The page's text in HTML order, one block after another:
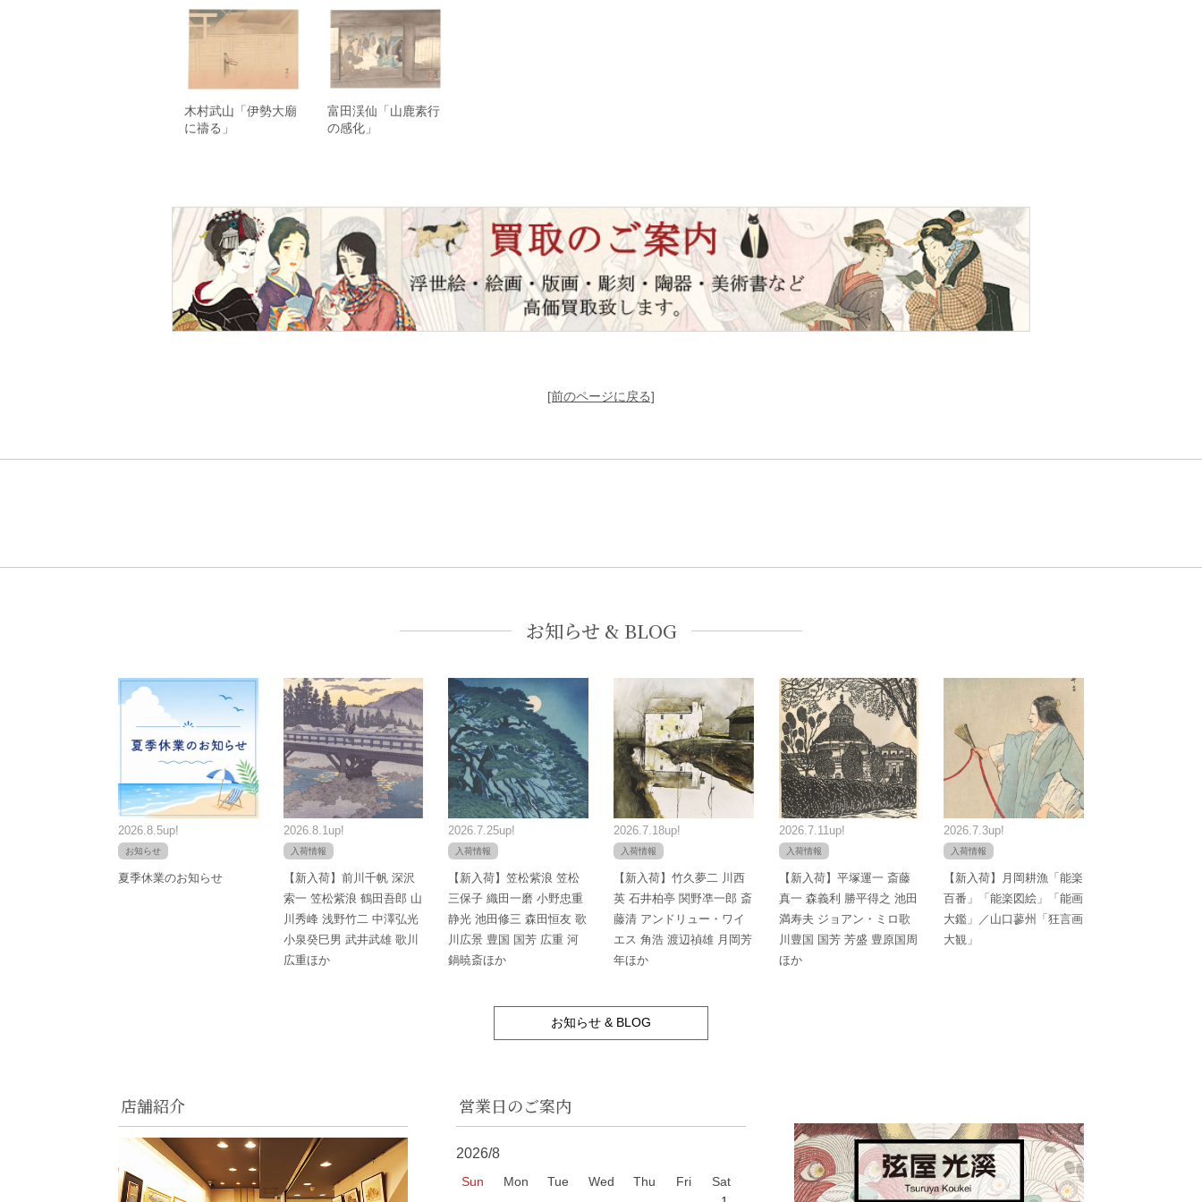
木村武山「伊勢大廟
に禱る」
富田渓仙「山鹿素行
の感化」
[前のページに戻る]
お知らせ & BLOG
2026.8.5up!
お知らせ
夏季休業のお知らせ
2026.8.1up!
入荷情報
【新入荷】前川千帆 深沢
索一 笠松紫浪 鶴田吾郎 山
川秀峰 浅野竹二 中澤弘光
小泉癸巳男 武井武雄 歌川
広重ほか
2026.7.25up!
入荷情報
【新入荷】笠松紫浪 笠松
三保子 織田一磨 小野忠重
静光 池田修三 森田恒友 歌
川広景 豊国 国芳 広重 河
鍋暁斎ほか
2026.7.18up!
入荷情報
【新入荷】竹久夢二 川西
英 石井柏亭 関野凖一郎 斎
藤清 アンドリュー・ワイ
エス 角浩 渡辺禎雄 月岡芳
年ほか
2026.7.11up!
入荷情報
【新入荷】平塚運一 斎藤
真一 森義利 勝平得之 池田
満寿夫 ジョアン・ミロ歌
川豊国 国芳 芳盛 豊原国周
ほか
2026.7.3up!
入荷情報
【新入荷】月岡耕漁「能楽
百番」「能楽図絵」「能画
大鑑」／山口蓼州「狂言画
大観」
お知らせ & BLOG
店舗紹介 営業日のご案内
2026/8
Sun Mon Tue Wed Thu Fri
Sat